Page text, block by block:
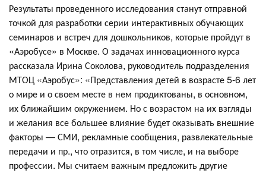
Результаты проведенного исследования станут отправной
точкой для разработки серии интерактивных обучающих
семинаров и встреч для дошкольников, которые пройдут в
«Аэробусе» в Москве. О задачах инновационного курса
рассказала Ирина Соколова, руководитель подразделения
МТОЦ «Аэробус»: «Представления детей в возрасте 5-6 лет
о мире и о своем месте в нем продиктованы, в основном,
их ближайшим окружением. Но с возрастом на их взгляды
и желания все большее влияние будет оказывать внешние
факторы — СМИ, рекламные сообщения, развлекательные
передачи и пр., что отразится, в том числе, и на выборе
профессии. Мы считаем важным предложить другие